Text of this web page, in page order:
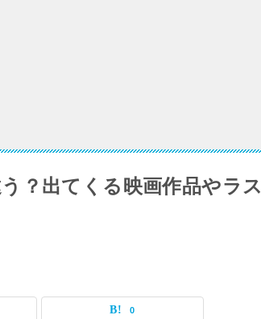
？出てくる映画作品やラス
0